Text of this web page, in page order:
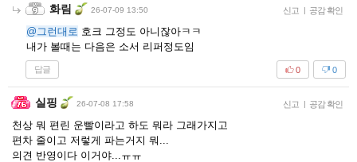
화림 26-07-09 13:50 신고 | 공감 확인
@그런대로 호크 그정도 아니잖아ㅋㅋ
내가 볼때는 다음은 소서 리퍼정도임
답글 0
0
실핑 26-07-08 17:58 신고 | 공감 확인
천상 뭐 편린 운빨이라고 하도 뭐라 그래가지고
편차 줄이고 저렇게 파는거지 뭐...
의견 반영이다 이거야...ㅠㅠ